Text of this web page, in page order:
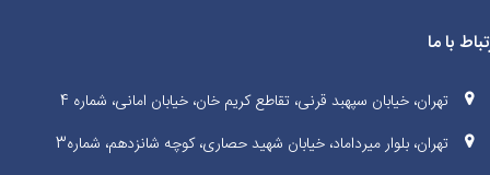
با ما
تهران، خیابان سپهبد قرنی، تقاطع کریم خان، خیابان امانی، شماره 4
تهران، بلوار میرداماد، خیابان شهید حصاری، کوچه شانزدهم، شماره3